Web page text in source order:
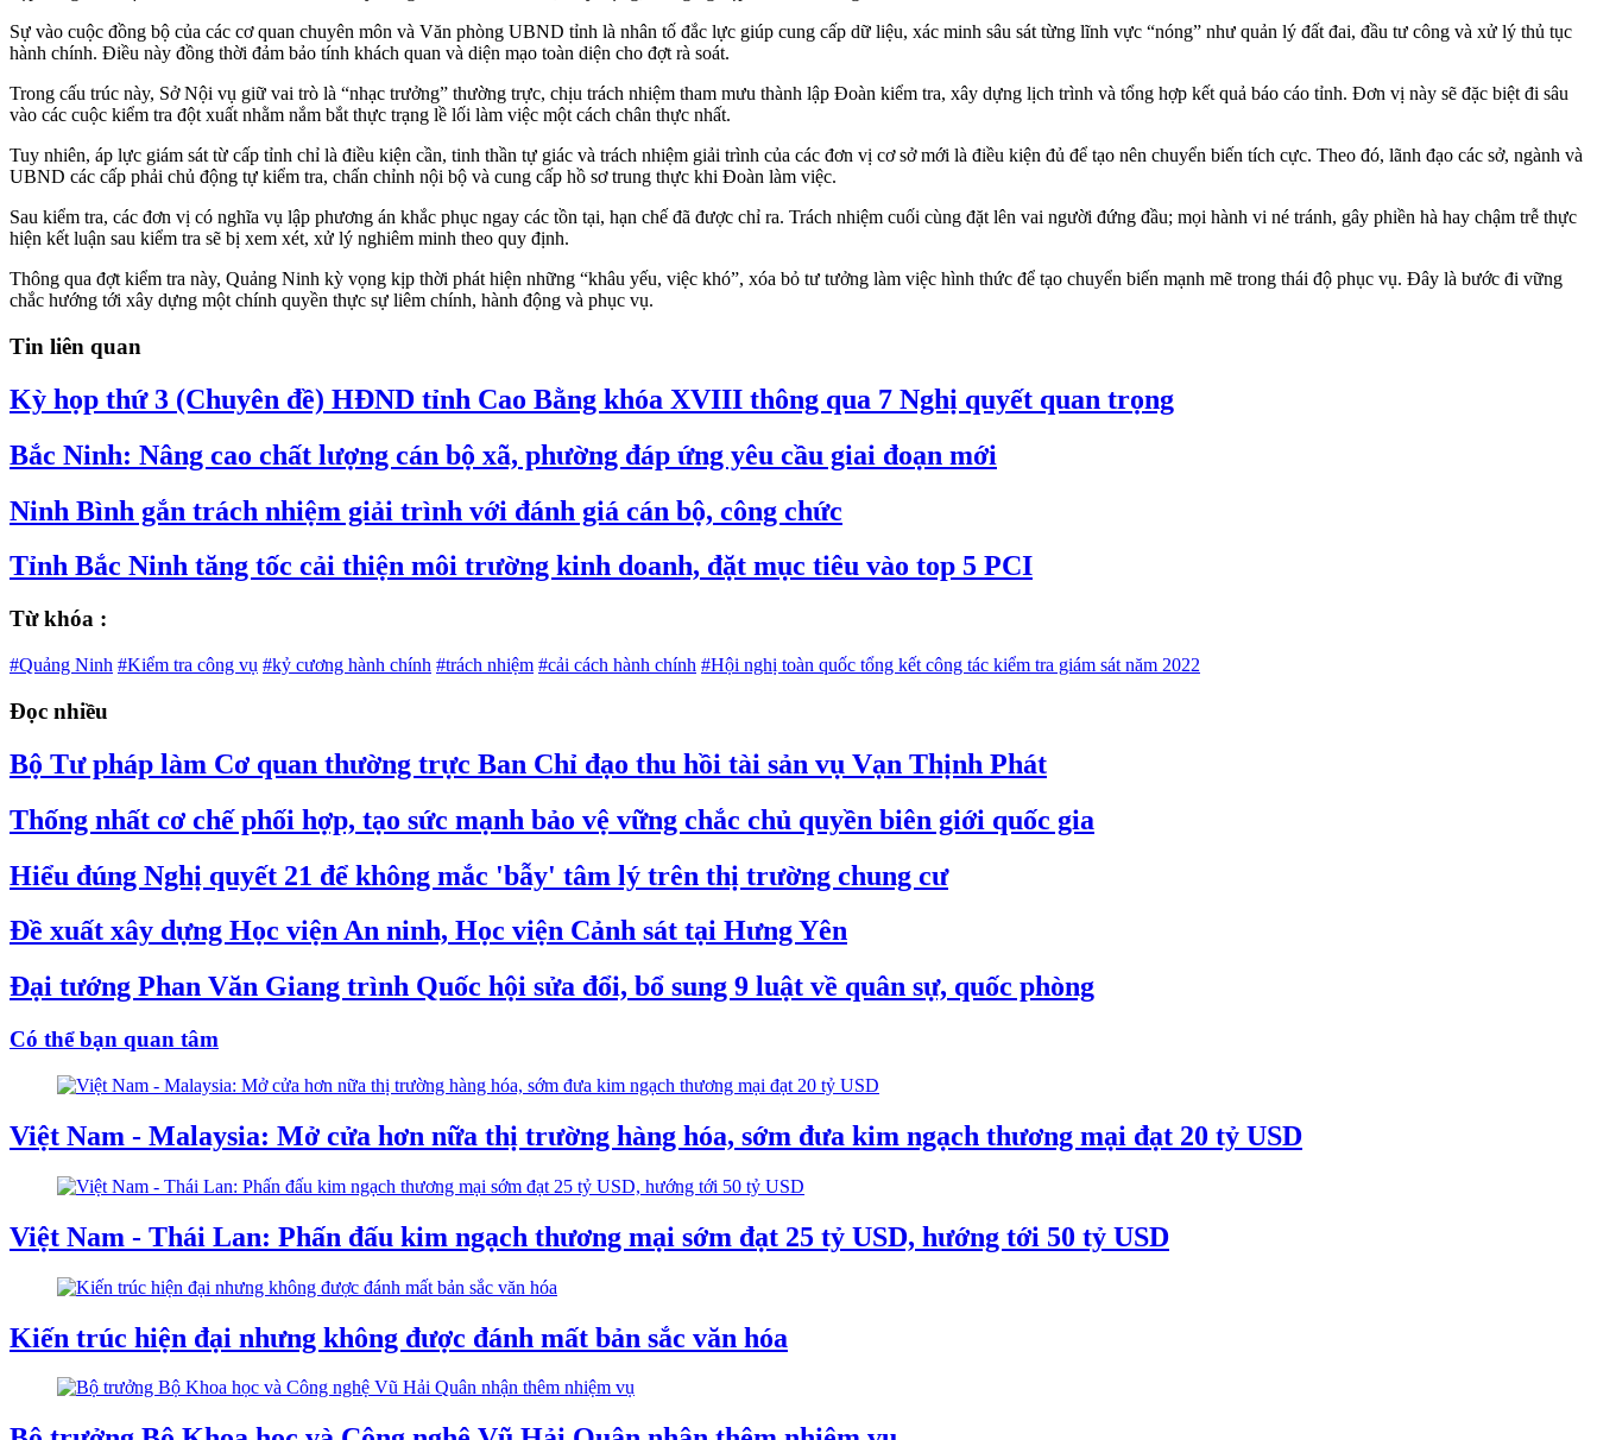
Sự vào cuộc đồng bộ của các cơ quan chuyên môn và Văn phòng UBND tỉnh là nhân tố đắc lực giúp cung cấp dữ liệu, xác minh sâu sát từng lĩnh vực “nóng” như quản lý đất đai, đầu tư công và xử lý thủ tục
hành chính. Điều này đồng thời đảm bảo tính khách quan và diện mạo toàn diện cho đợt rà soát.
Trong cấu trúc này, Sở Nội vụ giữ vai trò là “nhạc trưởng” thường trực, chịu trách nhiệm tham mưu thành lập Đoàn kiểm tra, xây dựng lịch trình và tổng hợp kết quả báo cáo tỉnh. Đơn vị này sẽ đặc biệt đi sâu
vào các cuộc kiểm tra đột xuất nhằm nắm bắt thực trạng lề lối làm việc một cách chân thực nhất.
Tuy nhiên, áp lực giám sát từ cấp tỉnh chỉ là điều kiện cần, tinh thần tự giác và trách nhiệm giải trình của các đơn vị cơ sở mới là điều kiện đủ để tạo nên chuyển biến tích cực. Theo đó, lãnh đạo các sở, ngành và
UBND các cấp phải chủ động tự kiểm tra, chấn chỉnh nội bộ và cung cấp hồ sơ trung thực khi Đoàn làm việc.
Sau kiểm tra, các đơn vị có nghĩa vụ lập phương án khắc phục ngay các tồn tại, hạn chế đã được chỉ ra. Trách nhiệm cuối cùng đặt lên vai người đứng đầu; mọi hành vi né tránh, gây phiền hà hay chậm trễ thực
hiện kết luận sau kiểm tra sẽ bị xem xét, xử lý nghiêm minh theo quy định.
Thông qua đợt kiểm tra này, Quảng Ninh kỳ vọng kịp thời phát hiện những “khâu yếu, việc khó”, xóa bỏ tư tưởng làm việc hình thức để tạo chuyển biến mạnh mẽ trong thái độ phục vụ. Đây là bước đi vững
chắc hướng tới xây dựng một chính quyền thực sự liêm chính, hành động và phục vụ.
Tin liên quan
Kỳ họp thứ 3 (Chuyên đề) HĐND tỉnh Cao Bằng khóa XVIII ​thông qua 7 Nghị quyết quan trọng
Bắc Ninh: Nâng cao chất lượng cán bộ xã, phường đáp ứng yêu cầu giai đoạn mới
Ninh Bình gắn trách nhiệm giải trình với đánh giá cán bộ, công chức
Tỉnh Bắc Ninh tăng tốc cải thiện môi trường kinh doanh, đặt mục tiêu vào top 5 PCI
Từ khóa :
#Quảng Ninh #Kiểm tra công vụ #kỷ cương hành chính #trách nhiệm #cải cách hành chính #Hội nghị toàn quốc tổng kết công tác kiểm tra giám sát năm 2022
Đọc nhiều
Bộ Tư pháp làm Cơ quan thường trực Ban Chỉ đạo thu hồi tài sản vụ Vạn Thịnh Phát
Thống nhất cơ chế phối hợp, tạo sức mạnh bảo vệ vững chắc chủ quyền biên giới quốc gia
Hiểu đúng Nghị quyết 21 để không mắc 'bẫy' tâm lý trên thị trường chung cư
Đề xuất xây dựng Học viện An ninh, Học viện Cảnh sát tại Hưng Yên
Đại tướng Phan Văn Giang trình Quốc hội sửa đổi, bổ sung 9 luật về quân sự, quốc phòng
Có thể bạn quan tâm
Việt Nam - Malaysia: Mở cửa hơn nữa thị trường hàng hóa, sớm đưa kim ngạch thương mại đạt 20 tỷ USD
Việt Nam - Thái Lan: Phấn đấu kim ngạch thương mại sớm đạt 25 tỷ USD, hướng tới 50 tỷ USD
Kiến trúc hiện đại nhưng không được đánh mất bản sắc văn hóa